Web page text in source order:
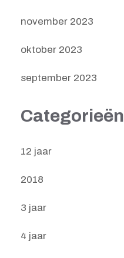
november 2023
oktober 2023
september 2023
Categorieën
12 jaar
2018
3 jaar
4 jaar